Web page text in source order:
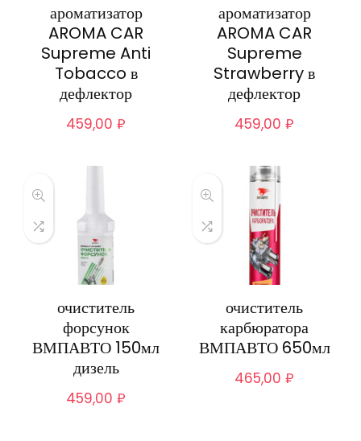
ароматизатор
AROMA CAR
Supreme Anti
Tobacco в
дефлектор
459,00₽
ароматизатор
AROMA CAR
Supreme
Strawberry в
дефлектор
459,00₽
очиститель
форсунок
ВМПАВТО 150мл
дизель
459,00₽
очиститель
карбюратора
ВМПАВТО 650мл
465,00₽